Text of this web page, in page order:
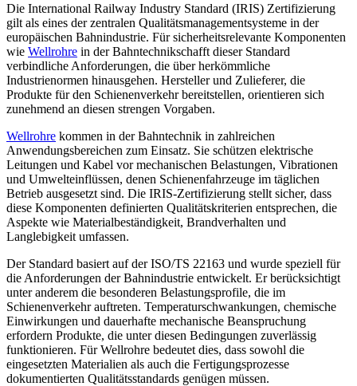
Die International Railway Industry Standard (IRIS) Zertifizierung
gilt als eines der zentralen Qualitätsmanagementsysteme in der
europäischen Bahnindustrie. Für sicherheitsrelevante Komponenten
wie Wellrohre in der Bahntechnikschafft dieser Standard
verbindliche Anforderungen, die über herkömmliche
Industrienormen hinausgehen. Hersteller und Zulieferer, die
Produkte für den Schienenverkehr bereitstellen, orientieren sich
zunehmend an diesen strengen Vorgaben.
Wellrohre kommen in der Bahntechnik in zahlreichen
Anwendungsbereichen zum Einsatz. Sie schützen elektrische
Leitungen und Kabel vor mechanischen Belastungen, Vibrationen
und Umwelteinflüssen, denen Schienenfahrzeuge im täglichen
Betrieb ausgesetzt sind. Die IRIS-Zertifizierung stellt sicher, dass
diese Komponenten definierten Qualitätskriterien entsprechen, die
Aspekte wie Materialbeständigkeit, Brandverhalten und
Langlebigkeit umfassen.
Der Standard basiert auf der ISO/TS 22163 und wurde speziell für
die Anforderungen der Bahnindustrie entwickelt. Er berücksichtigt
unter anderem die besonderen Belastungsprofile, die im
Schienenverkehr auftreten. Temperaturschwankungen, chemische
Einwirkungen und dauerhafte mechanische Beanspruchung
erfordern Produkte, die unter diesen Bedingungen zuverlässig
funktionieren. Für Wellrohre bedeutet dies, dass sowohl die
eingesetzten Materialien als auch die Fertigungsprozesse
dokumentierten Qualitätsstandards genügen müssen.